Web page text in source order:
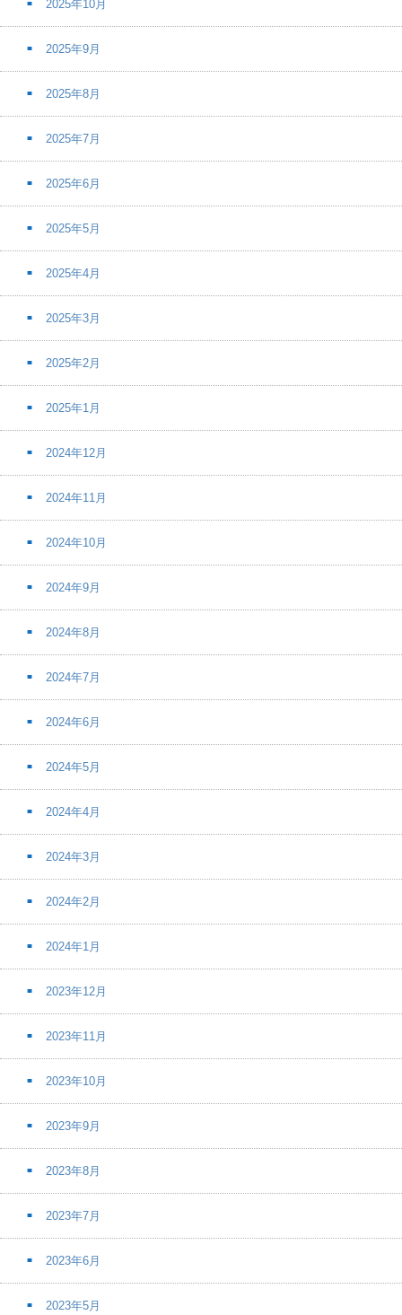
2025年10月
2025年9月
2025年8月
2025年7月
2025年6月
2025年5月
2025年4月
2025年3月
2025年2月
2025年1月
2024年12月
2024年11月
2024年10月
2024年9月
2024年8月
2024年7月
2024年6月
2024年5月
2024年4月
2024年3月
2024年2月
2024年1月
2023年12月
2023年11月
2023年10月
2023年9月
2023年8月
2023年7月
2023年6月
2023年5月